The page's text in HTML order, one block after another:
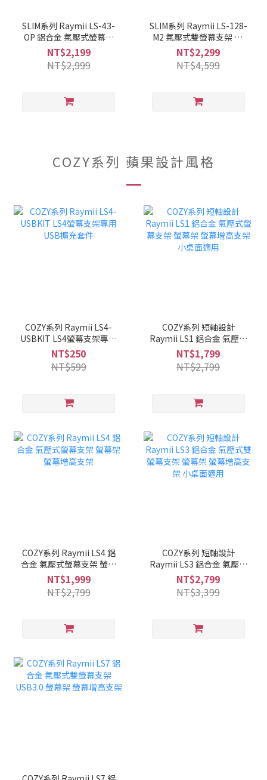
SLIM系列 Raymii LS-43-
OP 鋁合金 氣壓式螢幕支
架 螢幕架 螢幕增高支架
NT$2,199
NT$2,999
SLIM系列 Raymii LS-128-
M2 氣壓式雙螢幕支架 35
吋 12KG 螢幕架 螢幕伸縮
懸掛支架
NT$2,299
NT$4,599
COZY系列 蘋果設計風格
COZY系列 Raymii LS4-
USBKIT LS4螢幕支架專用
USB擴充套件
NT$250
NT$599
COZY系列 短軸設計
Raymii LS1 鋁合金 氣壓式
螢幕支架 螢幕架 螢幕增高
支架 小桌面適用
NT$1,799
NT$2,799
COZY系列 Raymii LS4 鋁
合金 氣壓式螢幕支架 螢幕
架 螢幕增高支架
NT$1,999
NT$2,799
COZY系列 短軸設計
Raymii LS3 鋁合金 氣壓式
雙螢幕支架 螢幕架 螢幕增
高支架 小桌面適用
NT$2,799
NT$3,399